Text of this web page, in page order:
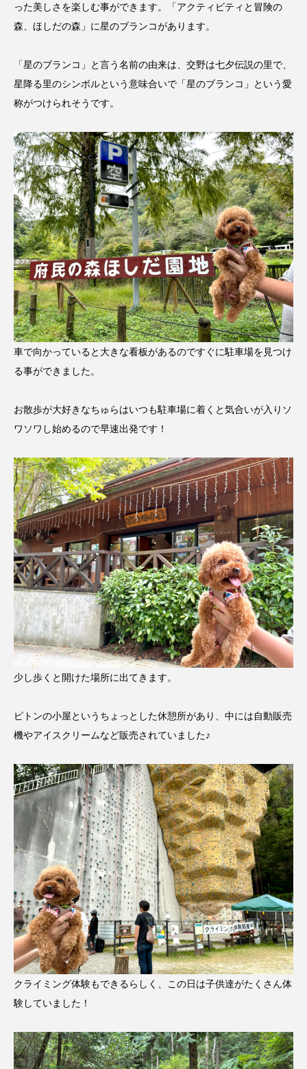
った美しさを楽しむ事ができます。「アクティビティと冒険の
森、ほしだの森」に星のブランコがあります。
「星のブランコ」と言う名前の由来は、交野は七夕伝説の里で、
星降る里のシンボルという意味合いで「星のブランコ」という愛
称がつけられそうです。
車で向かっていると大きな看板があるのですぐに駐車場を見つけ
る事ができました。
お散歩が大好きなちゅらはいつも駐車場に着くと気合いが入りソ
ワソワし始めるので早速出発です！
少し歩くと開けた場所に出てきます。
ピトンの小屋というちょっとした休憩所があり、中には自動販売
機やアイスクリームなど販売されていました♪
クライミング体験もできるらしく、この日は子供達がたくさん体
験していました！